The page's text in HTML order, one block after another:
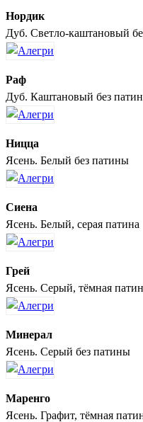
Нордик
Дуб. Светло-каштановый
Раф
Дуб. Каштановый без
Ницца
Ясень. Белый без патины
Сиена
Ясень. Белый, серая патина
Грей
Ясень. Серый, тёмная
Минерал
Ясень. Серый без патины
Маренго
Ясень. Графит, тёмная